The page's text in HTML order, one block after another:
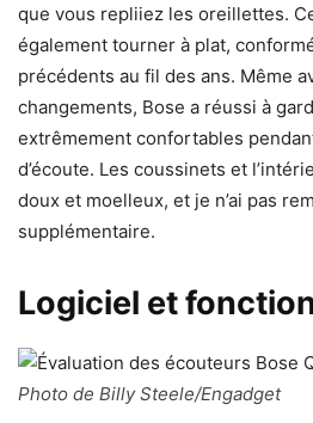
que vous repliiez les oreillettes.
également tourner à plat,
précédents au fil des ans. Même
changements, Bose a réussi à
extrêmement confortables
d’écoute. Les coussinets et
doux et moelleux, et je n’ai pas
supplémentaire.
Logiciel et
Photo de Billy Steele/Engadget